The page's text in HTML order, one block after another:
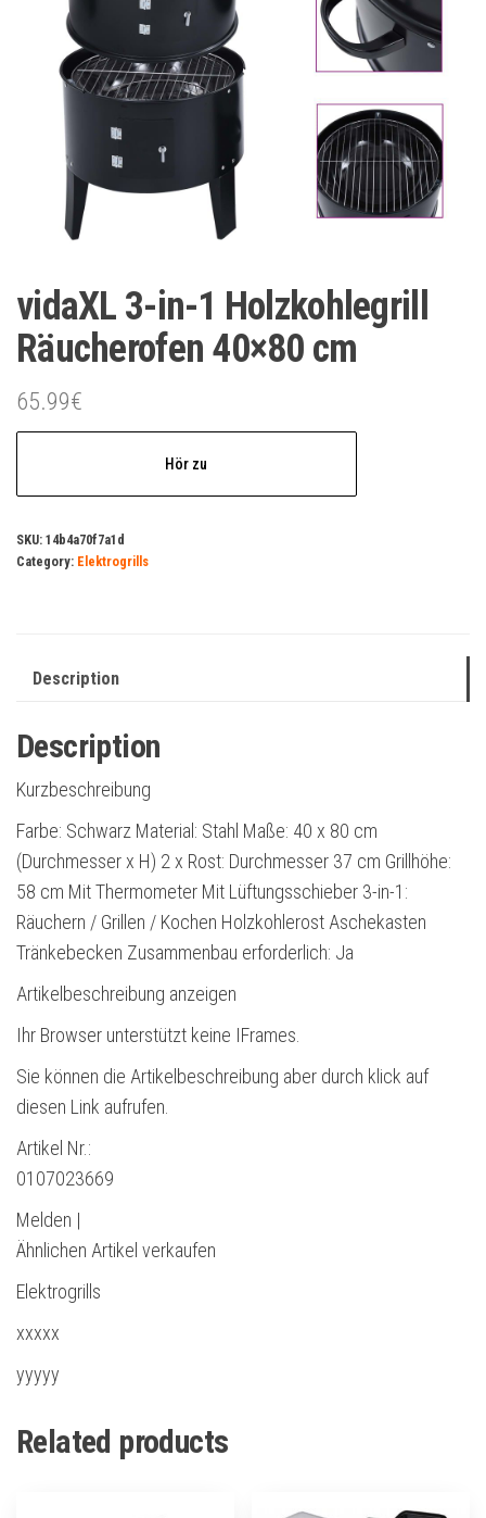
vidaXL 3-in-1 Holzkohlegrill
Räucherofen 40×80 cm
65.99€
Hör zu
SKU: 14b4a70f7a1d
Category: Elektrogrills
Description
Description
Kurzbeschreibung
Farbe: Schwarz Material: Stahl Maße: 40 x 80 cm
(Durchmesser x H) 2 x Rost: Durchmesser 37 cm Grillhöhe:
58 cm Mit Thermometer Mit Lüftungsschieber 3-in-1:
Räuchern / Grillen / Kochen Holzkohlerost Aschekasten
Tränkebecken Zusammenbau erforderlich: Ja
Artikelbeschreibung anzeigen
Ihr Browser unterstützt keine IFrames.
Sie können die Artikelbeschreibung aber durch klick auf
diesen Link aufrufen.
Artikel Nr.:
0107023669
Melden |
Ähnlichen Artikel verkaufen
Elektrogrills
xxxxx
yyyyy
Related products